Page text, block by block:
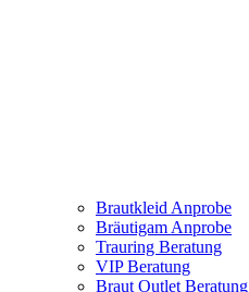
Brautkleid Anprobe
Bräutigam Anprobe
Trauring Beratung
VIP Beratung
Braut Outlet Beratung